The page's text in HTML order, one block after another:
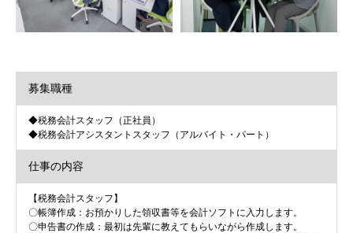
募集職種
◆税務会計スタッフ（正社員）
◆税務会計アシスタントスタッフ（アルバイト・パート）
仕事の内容
【税務会計スタッフ】
〇帳簿作成：お預かりした領収書等を会計ソフトに入力します。
〇申告書の作成：最初は先輩に教えてもらいながら作成します。